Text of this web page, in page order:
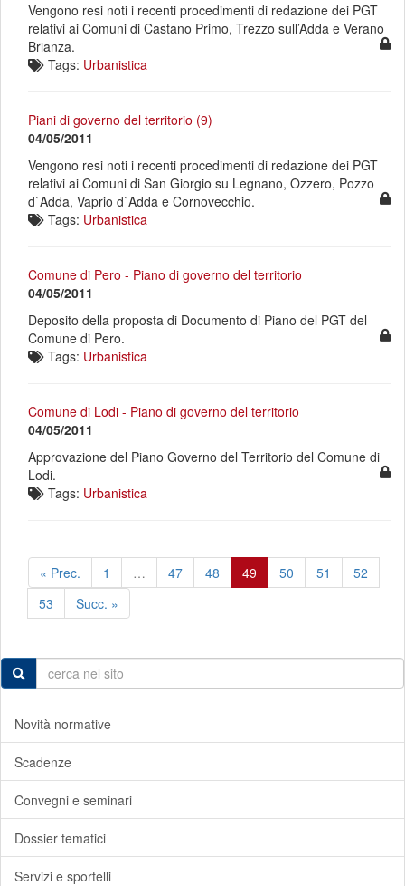
Vengono resi noti i recenti procedimenti di redazione dei PGT
relativi ai Comuni di Castano Primo, Trezzo sull’Adda e Verano
Brianza.
Tags: Urbanistica
Piani di governo del territorio (9)
04/05/2011
Vengono resi noti i recenti procedimenti di redazione dei PGT
relativi ai Comuni di San Giorgio su Legnano, Ozzero, Pozzo
d`Adda, Vaprio d`Adda e Cornovecchio.
Tags: Urbanistica
Comune di Pero - Piano di governo del territorio
04/05/2011
Deposito della proposta di Documento di Piano del PGT del
Comune di Pero.
Tags: Urbanistica
Comune di Lodi - Piano di governo del territorio
04/05/2011
Approvazione del Piano Governo del Territorio del Comune di
Lodi.
Tags: Urbanistica
« Prec. 1 … 47 48 49 50 51
52
53
Succ. »
Novità normative
Scadenze
Convegni e seminari
Dossier tematici
Servizi e sportelli